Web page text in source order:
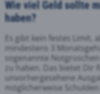
Wie viel Geld sollte
haben?
Es gibt kein festes Limit,
mindestens 3
sogenannte
zu haben. Das bietet Dir
unvorhergesehene
möglicherweise